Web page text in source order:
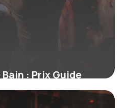
: Prix Guide